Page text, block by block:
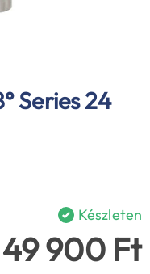
Series 24
Készleten
49 900 Ft